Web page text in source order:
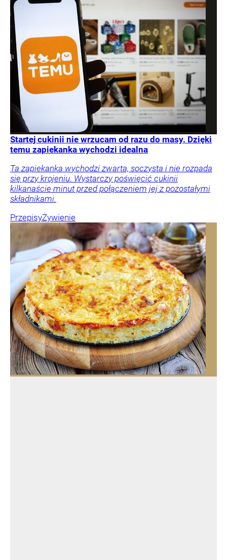
Startej cukinii nie wrzucam od razu do masy. Dzięki
temu zapiekanka wychodzi idealna
Ta zapiekanka wychodzi zwarta, soczysta i nie rozpada
się przy krojeniu. Wystarczy poświęcić cukinii
kilkanaście minut przed połączeniem jej z pozostałymi
składnikami.
PrzepisyŻywienie